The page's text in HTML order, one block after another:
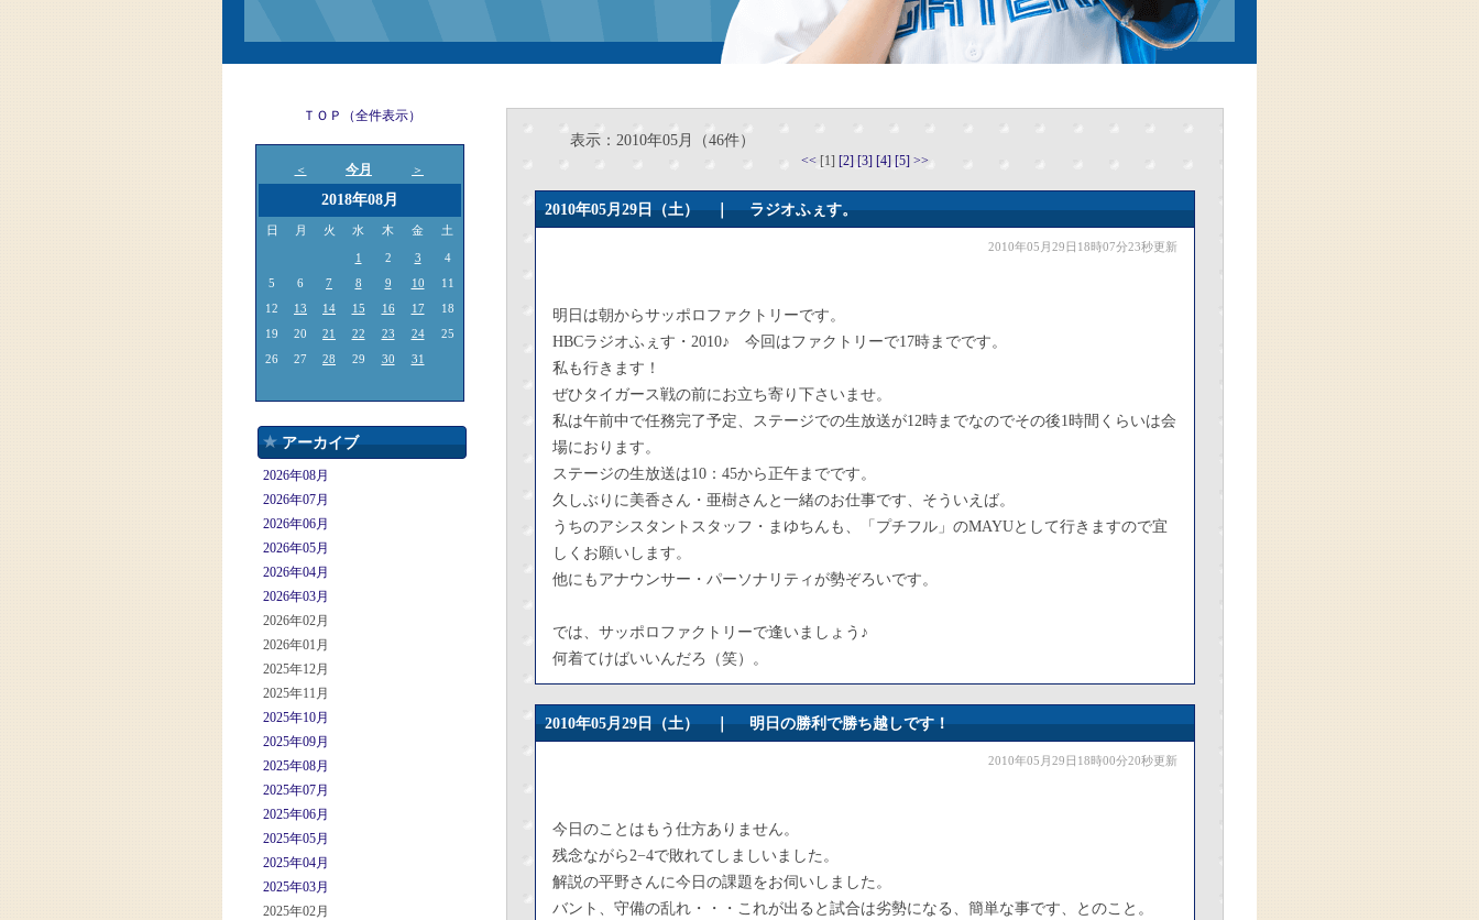
ＴＯＰ（全件表示）
＜ 今月 ＞
2018年08月
日 月 火 水 木 金 土
1 2 3
4
5
6 7 8 9 10
11
12
13 14 15 16 17
18
19
20 21 22 23 24
25
26
27 28 29 30 31
アーカイブ
2026年08月
2026年07月
2026年06月
2026年05月
2026年04月
2026年03月
2026年02月
2026年01月
2025年12月
2025年11月
2025年10月
2025年09月
2025年08月
2025年07月
2025年06月
2025年05月
2025年04月
2025年03月
2025年02月
表示：2010年05月（46件）
<< [1] [2] [3] [4] [5] >>
2010年05月29日（土） ｜ラジオふぇす。
2010年05月29日18時07分23秒更新
明日は朝からサッポロファクトリーです。
HBCラジオふぇす・2010♪ 今回はファクトリーで17時までです。
私も行きます！
ぜひタイガース戦の前にお立ち寄り下さいませ。
私は午前中で任務完了予定、ステージでの生放送が12時までなのでその後1時間くらいは会
場におります。
ステージの生放送は10：45から正午までです。
久しぶりに美香さん・亜樹さんと一緒のお仕事です、そういえば。
うちのアシスタントスタッフ・まゆちんも、「プチフル」のMAYUとして行きますので宜
しくお願いします。
他にもアナウンサー・パーソナリティが勢ぞろいです。
では、サッポロファクトリーで逢いましょう♪
何着てけばいいんだろ（笑）。
2010年05月29日（土） ｜明日の勝利で勝ち越しです！
2010年05月29日18時00分20秒更新
今日のことはもう仕方ありません。
残念ながら2−4で敗れてしましいました。
解説の平野さんに今日の課題をお伺いしました。
バント、守備の乱れ・・・これが出ると試合は劣勢になる、簡単な事です、とのこと。